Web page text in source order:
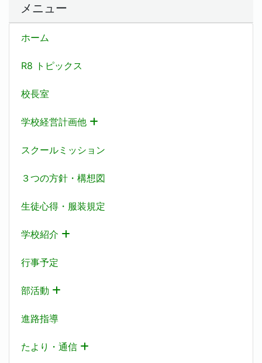
メニュー
ホーム
R8 トピックス
校長室
学校経営計画他
スクールミッション
３つの方針・構想図
生徒心得・服装規定
学校紹介
行事予定
部活動
進路指導
たより・通信